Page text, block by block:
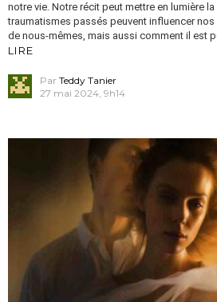
notre vie. Notre récit peut mettre en lumière
traumatismes passés peuvent influencer
de nous-mêmes, mais aussi comment il est
LIRE
Par Teddy Tanier
27 mai 2024, 9h14